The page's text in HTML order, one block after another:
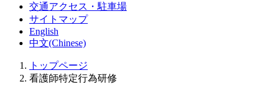
交通アクセス・駐車場
サイトマップ
English
中文(Chinese)
トップページ
看護師特定行為研修